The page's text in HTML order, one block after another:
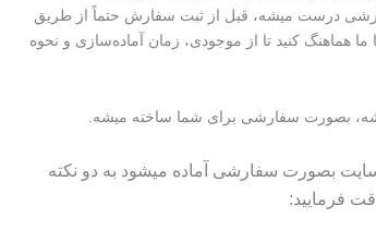
درست میشه، قبل از ثبت سفارش حتماً از طریق
ما هماهنگ کنید تا از موجودی، زمان آماده‌سازی و نحوه
بصورت سفارشی برای شما ساخته میشه.
سایت بصورت سفارشی آماده میشود به دو نکته
فرمایید: